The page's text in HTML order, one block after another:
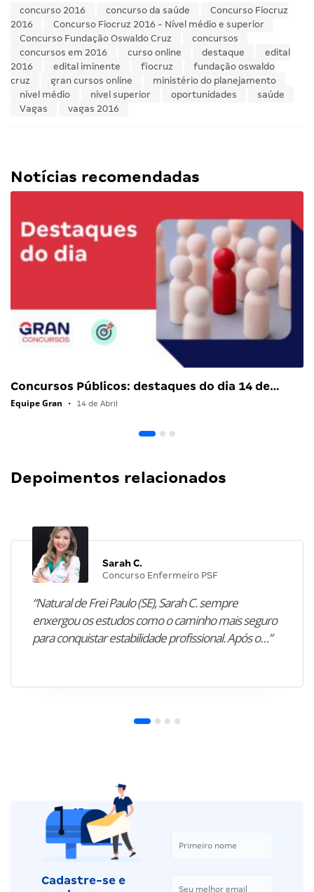
concurso 2016 concurso da saúde
Concurso Fiocruz
2016
Concurso Fiocruz 2016 - Nível médio e superior
Concurso Fundação Oswaldo Cruz
concursos
concursos em 2016
curso online destaque
edital
2016
edital iminente fiocruz
fundação oswaldo
cruz
gran cursos online
ministério do planejamento
nível médio
nível superior oportunidades
saúde
Vagas
vagas 2016
Notícias recomendadas
Concursos Públicos: destaques do dia 14 de…
Equipe Gran • 14 de Abril
Depoimentos relacionados
Sarah C.
Concurso Enfermeiro PSF
“Natural de Frei Paulo (SE), Sarah C. sempre
enxergou os estudos como o caminho mais seguro
para conquistar estabilidade profissional. Após o…”
Cadastre-se e